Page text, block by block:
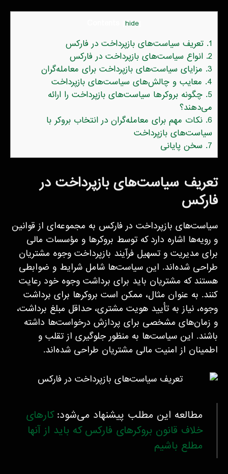
hide
1. تعریف سیاست‌های بازپرداخت در فارکس
2. انواع سیاست‌های بازپرداخت در فارکس
3. مزایای سیاست‌های بازپرداخت برای معامله‌گران
4. معایب و چالش‌های سیاست‌های بازپرداخت
5. چگونه بروکرها سیاست‌های بازپرداخت را ارائه
می‌دهند؟
6. نکات مهم برای معامله‌گران در انتخاب بروکر با
سیاست‌های بازپرداخت
7. سخن پایانی
تعریف سیاست‌های بازپرداخت در
فارکس
سیاست‌های بازپرداخت در فارکس به مجموعه‌ای از قوانین
و رویه‌ها اشاره دارد که توسط بروکرها و مؤسسات مالی
برای مدیریت و تسهیل فرآیند بازپرداخت وجوه مشتریان
طراحی شده‌اند. این سیاست‌ها شامل شرایط و ضوابطی
هستند که مشتریان باید برای برداشت وجوه خود رعایت
کنند. به عنوان مثال، ممکن است بروکرها برای برداشت
وجوه، نیاز به تأیید هویت مشتری، حداقل مبلغ برداشت،
و زمان‌های مشخصی برای پردازش درخواست‌ها داشته
باشند. این سیاست‌ها به منظور جلوگیری از تقلب و
اطمینان از امنیت مالی مشتریان طراحی شده‌اند.
مطالعه این مطلب پیشنهاد می‌شود:کارهای
خلاف قانون بروکرهای فارکس که باید از آنها
مطلع باشیم